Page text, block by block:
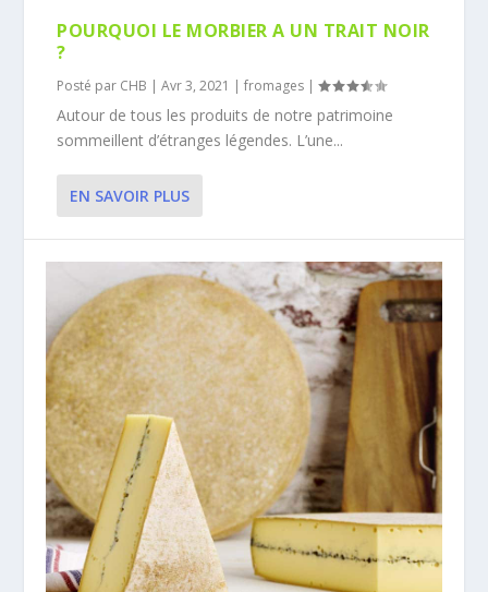
POURQUOI LE MORBIER A UN TRAIT NOIR
?
Posté par CHB |Avr 3, 2021 |fromages |
Autour de tous les produits de notre patrimoine
sommeillent d’étranges légendes. L’une...
EN SAVOIR PLUS